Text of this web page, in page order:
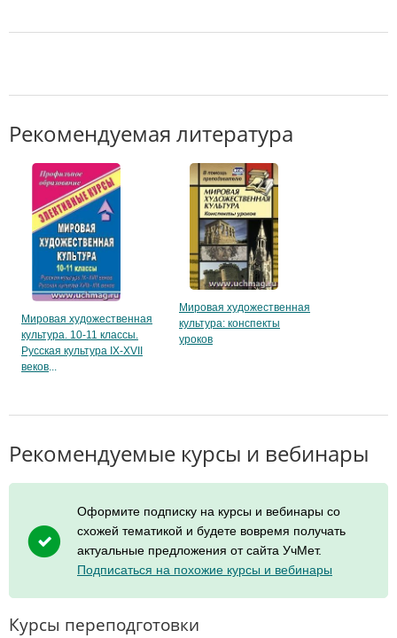
Рекомендуемая литература
Мировая художественная
культура. 10-11 классы.
Русская культура IX-XVII
веков
Мировая художественная
культура: конспекты
уроков
Рекомендуемые курсы и вебинары
Оформите подписку на курсы и вебинары со
схожей тематикой и будете вовремя получать
актуальные предложения от сайта УчМет.
Подписаться на похожие курсы и вебинары
Курсы переподготовки